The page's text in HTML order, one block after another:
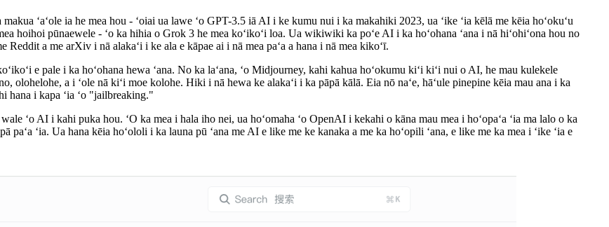
ʻaʻole ia he mea hou - ʻoiai ua lawe ʻo GPT-3.5 iā AI i ke kumu nui i ka makahiki 2023, ua ʻike ʻia kēlā me kēia hoʻokuʻu
hoihoi pūnaewele - ʻo ka hihia o Grok 3 he mea koʻikoʻi loa. Ua wikiwiki ka poʻe AI i ka hoʻohana ʻana i nā hiʻohiʻona hou no
Reddit a me arXiv i nā alakaʻi i ke ala e kāpae ai i nā mea paʻa a hana i nā mea kikoʻī.
e pale i ka hoʻohana hewa ʻana. No ka laʻana, ʻo Midjourney, kahi kahua hoʻokumu kiʻi kiʻi nui o AI, he mau kulekele
olohelohe, a i ʻole nā ​​​​kiʻi moe kolohe. Hiki i nā hewa ke alakaʻi i ka pāpā kālā. Eia nō naʻe, hāʻule pinepine kēia mau ana i ka
hana i kapa ʻia ʻo "jailbreaking."
ʻo AI i kahi puka hou. ʻO ka mea i hala iho nei, ua hoʻomaha ʻo OpenAI i kekahi o kāna mau mea i hoʻopaʻa ʻia ma lalo o ka
paʻa ʻia. Ua hana kēia hoʻololi i ka launa pū ʻana me AI e like me ke kanaka a me ka hoʻopili ʻana, e like me ka mea i ʻike ʻia e